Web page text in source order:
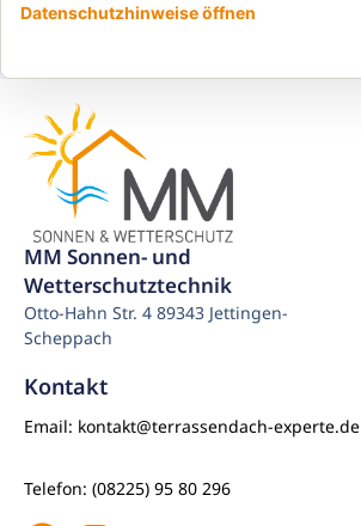
Datenschutzhinweise öffnen
MM Sonnen- und
Wetterschutztechnik
Otto-Hahn Str. 4 89343 Jettingen-
Scheppach
Kontakt
Email: kontakt@terrassendach-experte.de
Telefon: (08225) 95 80 296